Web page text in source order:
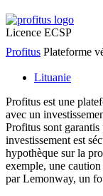
Licence ECSP
Profitus Plateforme
Lituanie
Profitus est une
avec un
Profitus sont
investissement est
hypothèque sur la
exemple, une
par Lemonway, un